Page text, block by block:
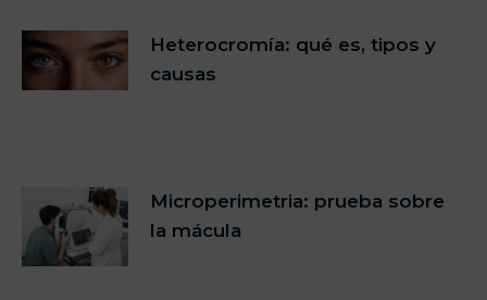
Heterocromía: qué es, tipos y
causas
Microperimetria: prueba sobre
la mácula